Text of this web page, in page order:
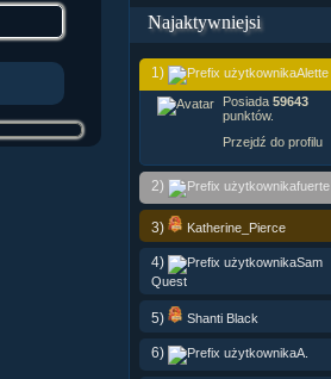
Najaktywniejsi
1)
Alette
Posiada 59643
punktów.
Przejdź do profilu
2) fuerte
3) Katherine_Pierce
4)
Sam
Quest
5) Shanti Black
6) A.